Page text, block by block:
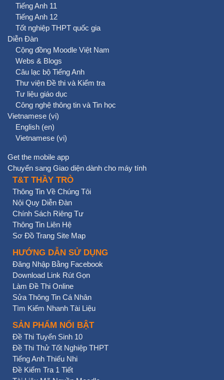
Tiếng Anh 11
Tiếng Anh 12
Tốt nghiệp THPT quốc gia
Diễn Đàn
Cộng đồng Moodle Việt Nam
Webs & Blogs
Câu lạc bộ Tiếng Anh
Thư viện Đề thi và Kiểm tra
Tư liệu giáo dục
Công nghệ thông tin và Tin học
Vietnamese ‎(vi)‎
English ‎(en)‎
Vietnamese ‎(vi)‎
Get the mobile app
Chuyển sang Giao diện dành cho máy tính
T&T THẦY TRÒ
Thông Tin Về Chúng Tôi
Nội Quy Diễn Đàn
Chính Sách Riêng Tư
Thông Tin Liên Hệ
Sơ Đồ Trang Site Map
HƯỚNG DẪN SỬ DỤNG
Đăng Nhập Bằng Facebook
Download Link Rút Gọn
Làm Đề Thi Online
Sửa Thông Tin Cá Nhân
Tìm Kiếm Nhanh Tài Liệu
SẢN PHẨM NỔI BẬT
Đề Thi Tuyển Sinh 10
Đề Thi Thử Tốt Nghiệp THPT
Tiếng Anh Thiếu Nhi
Đề Kiểm Tra 1 Tiết